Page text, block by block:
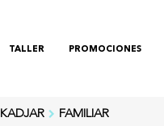
TALLER PROMOCIONES
KADJAR FAMILIAR